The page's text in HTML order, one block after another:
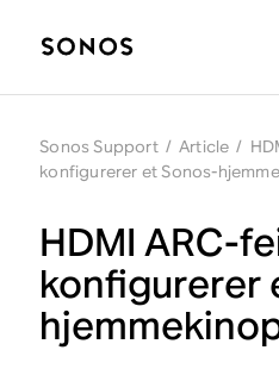
Sonos Support / Article /
konfigurerer et Sonos-
HDMI ARC-
konfigurerer